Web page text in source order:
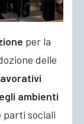
per la
delle
ambienti
parti sociali